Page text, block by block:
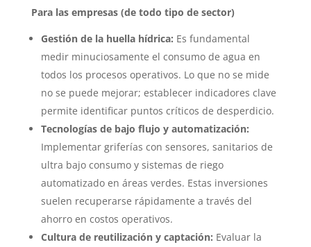
Para las empresas (de todo tipo de sector)
Gestión de la huella hídrica: Es fundamental
medir minuciosamente el consumo de agua en
todos los procesos operativos. Lo que no se mide
no se puede mejorar; establecer indicadores clave
permite identificar puntos críticos de desperdicio.
Tecnologías de bajo flujo y automatización:
Implementar griferías con sensores, sanitarios de
ultra bajo consumo y sistemas de riego
automatizado en áreas verdes. Estas inversiones
suelen recuperarse rápidamente a través del
ahorro en costos operativos.
Cultura de reutilización y captación: Evaluar la